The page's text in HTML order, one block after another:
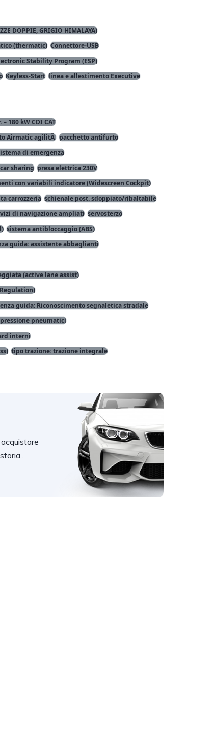
DOPPIE, GRIGIO HIMALAYA)
(thermatic) Connettore-USB
Stability Program (ESP)
Keyless-Start linea e allestimento Executive
180 kW CDI CAT
Airmatic agilitÃ pacchetto antifurto
di emergenza
sharing presa elettrica 230V
con variabili indicatore (Widescreen Cockpit)
carrozzeria schienale post. sdoppiato/ribaltabile
di navigazione ampliati servosterzo
sistema antibloccaggio (ABS)
guida: assistente abbaglianti
(active lane assist)
guida: Riconoscimento segnaletica stradale
pneumatici
interni
tipo trazione: trazione integrale
.